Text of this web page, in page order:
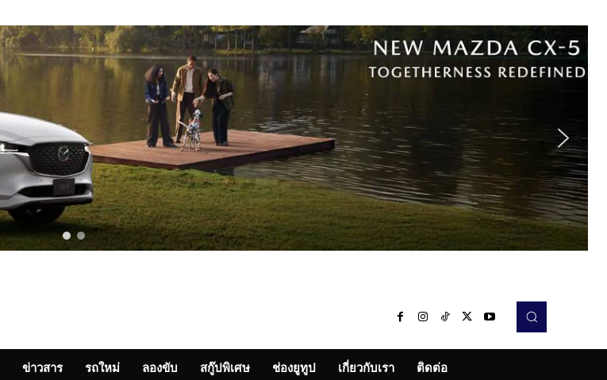
ข่าวสาร รถใหม่ ลองขับ สกู๊ปพิเศษ ช่องยูทูป เกี่ยวกับเรา ติดต่อ